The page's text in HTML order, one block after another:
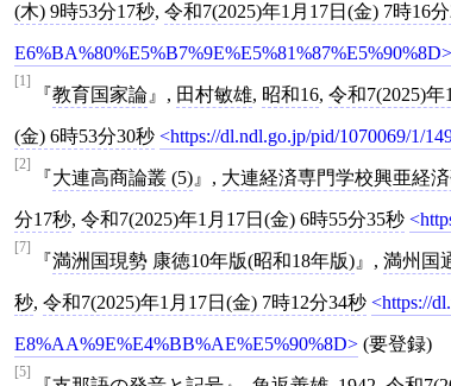
(木) 9時53分17秒, 令和7(2025)年1月17日(金) 7時16
E6%BA%80%E5%B7%9E%E5%81%87%E5%90%8D
[1]
教育国家論 , 田村敏雄, 昭和16, 令和7(2025)
(金) 6時53分30秒 https://dl.ndl.go.jp/pid/1070069/1/
[2]
大連高商論叢 (5) , 大連経済専門学校興亜経
分17秒, 令和7(2025)年1月17日(金) 6時55分35秒
[7]
満洲国現勢 康徳10年版(昭和18年版) , 満州国
秒, 令和7(2025)年1月17日(金) 7時12分34秒 https://
E8%AA%9E%E4%BB%AE%E5%90%8D (要登録)
[5]